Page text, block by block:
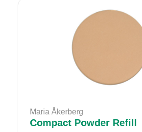
Maria Åkerberg
Compact Powder Refill